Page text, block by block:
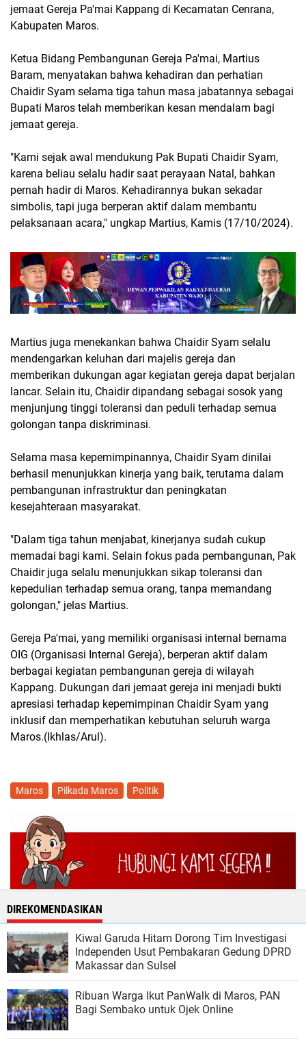
jemaat Gereja Pa'mai Kappang di Kecamatan Cenrana,
Kabupaten Maros.
Ketua Bidang Pembangunan Gereja Pa'mai, Martius
Baram, menyatakan bahwa kehadiran dan perhatian
Chaidir Syam selama tiga tahun masa jabatannya sebagai
Bupati Maros telah memberikan kesan mendalam bagi
jemaat gereja.
"Kami sejak awal mendukung Pak Bupati Chaidir Syam,
karena beliau selalu hadir saat perayaan Natal, bahkan
pernah hadir di Maros. Kehadirannya bukan sekadar
simbolis, tapi juga berperan aktif dalam membantu
pelaksanaan acara," ungkap Martius, Kamis (17/10/2024).
Martius juga menekankan bahwa Chaidir Syam selalu
mendengarkan keluhan dari majelis gereja dan
memberikan dukungan agar kegiatan gereja dapat berjalan
lancar. Selain itu, Chaidir dipandang sebagai sosok yang
menjunjung tinggi toleransi dan peduli terhadap semua
golongan tanpa diskriminasi.
Selama masa kepemimpinannya, Chaidir Syam dinilai
berhasil menunjukkan kinerja yang baik, terutama dalam
pembangunan infrastruktur dan peningkatan
kesejahteraan masyarakat.
"Dalam tiga tahun menjabat, kinerjanya sudah cukup
memadai bagi kami. Selain fokus pada pembangunan, Pak
Chaidir juga selalu menunjukkan sikap toleransi dan
kepedulian terhadap semua orang, tanpa memandang
golongan," jelas Martius.
Gereja Pa'mai, yang memiliki organisasi internal bernama
OIG (Organisasi Internal Gereja), berperan aktif dalam
berbagai kegiatan pembangunan gereja di wilayah
Kappang. Dukungan dari jemaat gereja ini menjadi bukti
apresiasi terhadap kepemimpinan Chaidir Syam yang
inklusif dan memperhatikan kebutuhan seluruh warga
Maros.(Ikhlas/Arul).
Maros Pilkada Maros Politik
DIREKOMENDASIKAN
Kiwal Garuda Hitam Dorong Tim Investigasi
Independen Usut Pembakaran Gedung DPRD
Makassar dan Sulsel
Ribuan Warga Ikut PanWalk di Maros, PAN
Bagi Sembako untuk Ojek Online